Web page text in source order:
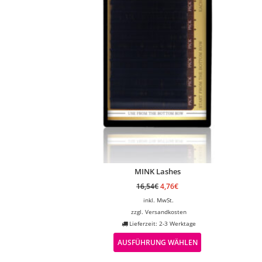
MINK Lashes
16,54€4,76€
inkl. MwSt.
zzgl. Versandkosten
Lieferzeit: 2-3 Werktage
AUSFÜHRUNG WÄHLEN